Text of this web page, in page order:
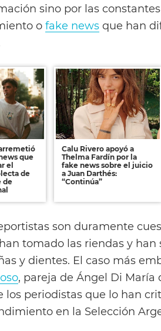
sino por las
o fake news que han
que
el
de
de
Calu Rivero apoyó a
Thelma Fardín por la
fake news sobre el juicio
a Juan Darthés:
“Continúa”
son duramente
tomado las riendas y han
y dientes. El caso más
, pareja de Ángel Di María
los periodistas que lo han
en la Selección